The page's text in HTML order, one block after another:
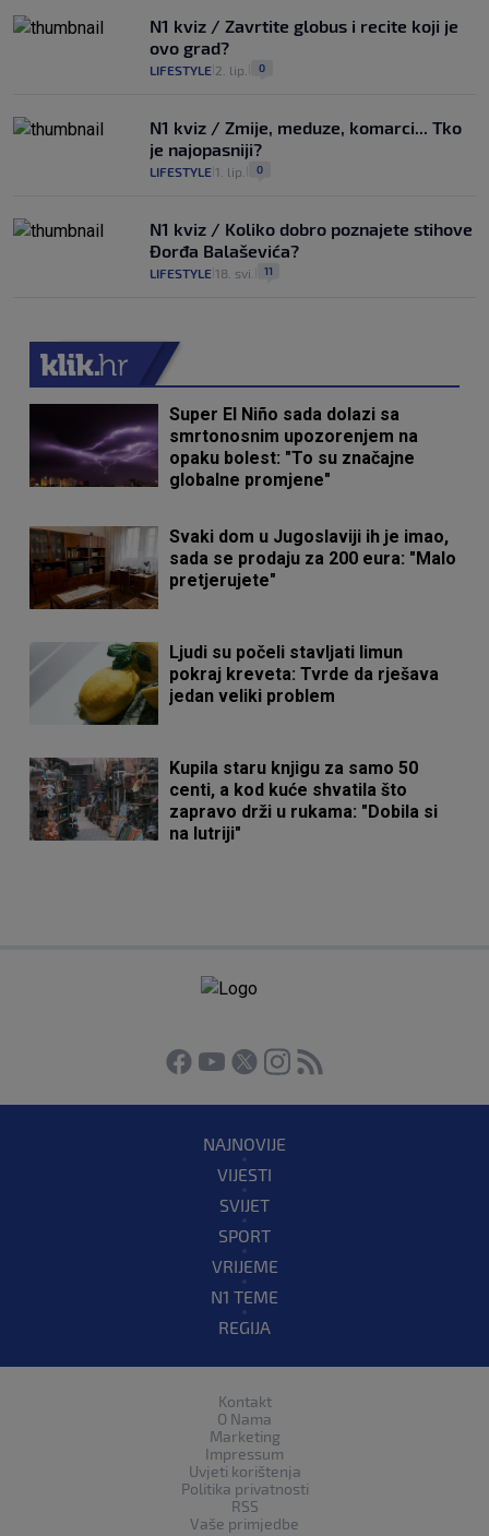
N1 kviz / Zavrtite globus i recite koji je
ovo grad?
LIFESTYLE 2. lip. 0
N1 kviz / Zmije, meduze, komarci... Tko
je najopasniji?
LIFESTYLE 1. lip. 0
N1 kviz / Koliko dobro poznajete stihove
Đorđa Balaševića?
LIFESTYLE 18. svi. 11
Super El Niño sada dolazi sa
smrtonosnim upozorenjem na
opaku bolest: "To su značajne
globalne promjene"
Svaki dom u Jugoslaviji ih je imao,
sada se prodaju za 200 eura: "Malo
pretjerujete"
Ljudi su počeli stavljati limun
pokraj kreveta: Tvrde da rješava
jedan veliki problem
Kupila staru knjigu za samo 50
centi, a kod kuće shvatila što
zapravo drži u rukama: "Dobila si
na lutriji"
NAJNOVIJE
VIJESTI
SVIJET
SPORT
VRIJEME
N1 TEME
REGIJA
Kontakt
O Nama
Marketing
Impressum
Uvjeti korištenja
Politika privatnosti
RSS
Vaše primjedbe